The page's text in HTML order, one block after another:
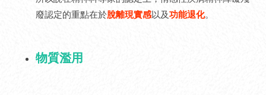
廢認定的重點在於脫離現實感以及功能退化。
物質濫用